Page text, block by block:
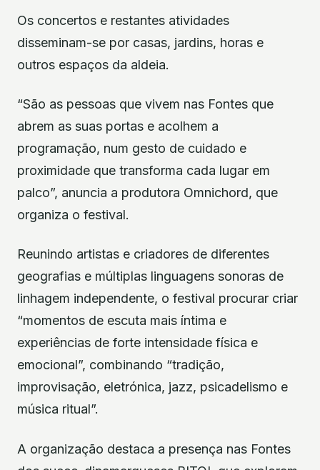
Os concertos e restantes atividades
disseminam-se por casas, jardins, horas e
outros espaços da aldeia.
“São as pessoas que vivem nas Fontes que
abrem as suas portas e acolhem a
programação, num gesto de cuidado e
proximidade que transforma cada lugar em
palco”, anuncia a produtora Omnichord, que
organiza o festival.
Reunindo artistas e criadores de diferentes
geografias e múltiplas linguagens sonoras de
linhagem independente, o festival procurar criar
“momentos de escuta mais íntima e
experiências de forte intensidade física e
emocional”, combinando “tradição,
improvisação, eletrónica, jazz, psicadelismo e
música ritual”.
A organização destaca a presença nas Fontes